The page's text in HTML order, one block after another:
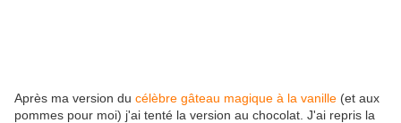
Après ma version du célèbre gâteau magique à la vanille (et aux
pommes pour moi) j'ai tenté la version au chocolat. J'ai repris la